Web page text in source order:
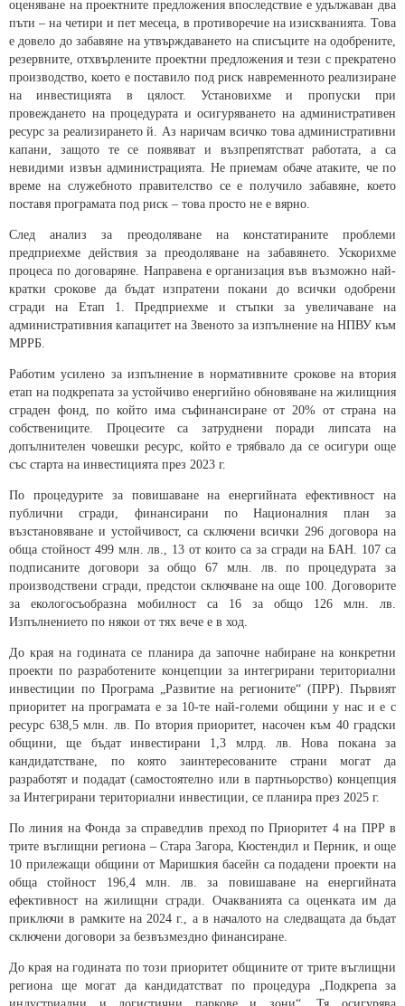
оценяване на проектните предложения впоследствие е удължаван два
пъти – на четири и пет месеца, в противоречие на изискванията. Това
е довело до забавяне на утвърждаването на списъците на одобрените,
резервните, отхвърлените проектни предложения и тези с прекратено
производство, което е поставило под риск навременното реализиране
на инвестицията в цялост. Установихме и пропуски при
провеждането на процедурата и осигуряването на административен
ресурс за реализирането й. Аз наричам всичко това административни
капани, защото те се появяват и възпрепятстват работата, а са
невидими извън администрацията. Не приемам обаче атаките, че по
време на служебното правителство се е получило забавяне, което
поставя програмата под риск – това просто не е вярно.
След анализ за преодоляване на констатираните проблеми
предприехме действия за преодоляване на забавянето. Ускорихме
процеса по договаряне. Направена е организация във възможно най-
кратки срокове да бъдат изпратени покани до всички одобрени
сгради на Етап 1. Предприехме и стъпки за увеличаване на
административния капацитет на Звеното за изпълнение на НПВУ към
МРРБ.
Работим усилено за изпълнение в нормативните срокове на втория
етап на подкрепата за устойчиво енергийно обновяване на жилищния
сграден фонд, по който има съфинансиране от 20% от страна на
собствениците. Процесите са затруднени поради липсата на
допълнителен човешки ресурс, който е трябвало да се осигури още
със старта на инвестицията през 2023 г.
По процедурите за повишаване на енергийната ефективност на
публични сгради, финансирани по Националния план за
възстановяване и устойчивост, са сключени всички 296 договора на
обща стойност 499 млн. лв., 13 от които са за сгради на БАН. 107 са
подписаните договори за общо 67 млн. лв. по процедурата за
производствени сгради, предстои сключване на още 100. Договорите
за екологосъобразна мобилност са 16 за общо 126 млн. лв.
Изпълнението по някои от тях вече е в ход.
До края на годината се планира да започне набиране на конкретни
проекти по разработените концепции за интегрирани териториални
инвестиции по Програма „Развитие на регионите“ (ПРР). Първият
приоритет на програмата е за 10-те най-големи общини у нас и е с
ресурс 638,5 млн. лв. По втория приоритет, насочен към 40 градски
общини, ще бъдат инвестирани 1,3 млрд. лв. Нова покана за
кандидатстване, по която заинтересованите страни могат да
разработят и подадат (самостоятелно или в партньорство) концепция
за Интегрирани териториални инвестиции, се планира през 2025 г.
По линия на Фонда за справедлив преход по Приоритет 4 на ПРР в
трите въглищни региона – Стара Загора, Кюстендил и Перник, и още
10 прилежащи общини от Маришкия басейн са подадени проекти на
обща стойност 196,4 млн. лв. за повишаване на енергийната
ефективност на жилищни сгради. Очакванията са оценката им да
приключи в рамките на 2024 г., а в началото на следващата да бъдат
сключени договори за безвъзмездно финансиране.
До края на годината по този приоритет общините от трите въглищни
региона ще могат да кандидатстват по процедура „Подкрепа за